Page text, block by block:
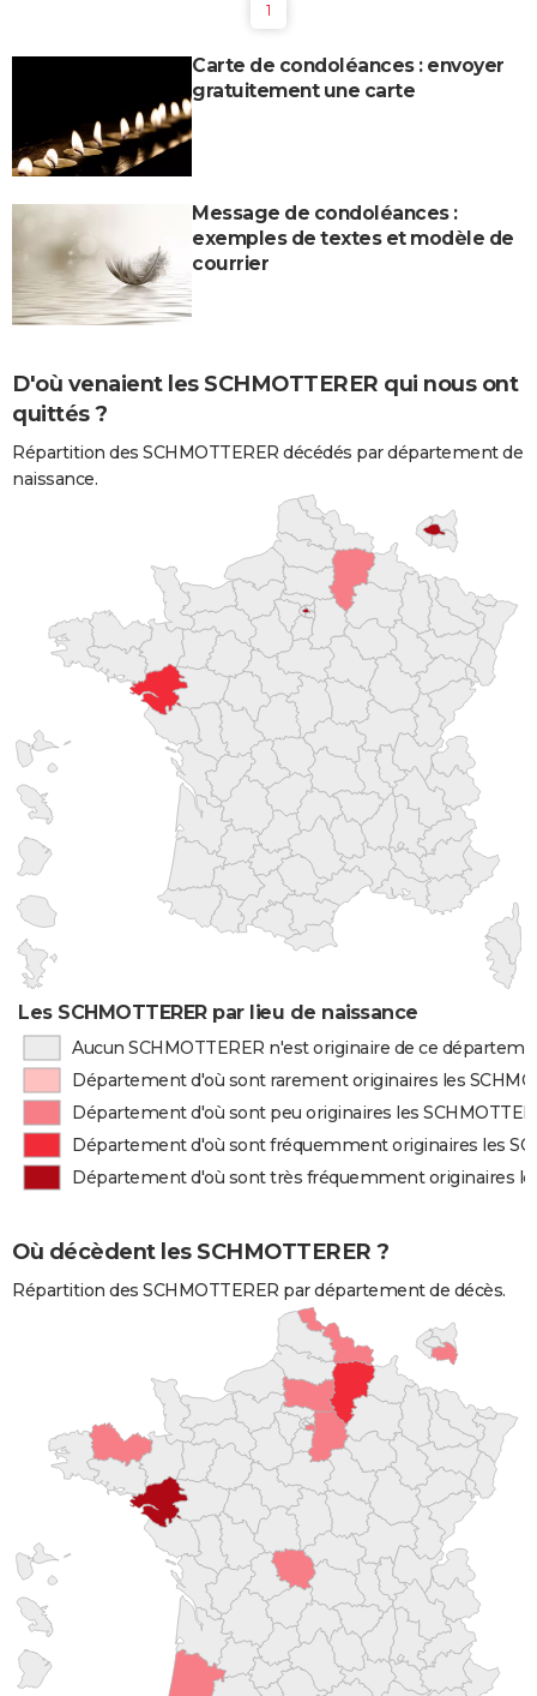
1
Carte de condoléances : envoyer
gratuitement une carte
Message de condoléances :
exemples de textes et modèle de
courrier
D'où venaient les SCHMOTTERER qui nous ont
quittés ?
Répartition des SCHMOTTERER décédés par département de
naissance.
Les SCHMOTTERER par lieu de naissance
Aucun SCHMOTTERER n'est originaire de ce
Département d'où sont rarement originaires les
Département d'où sont peu originaires les
Département d'où sont fréquemment originaires les
Département d'où sont très fréquemment originaires
Où décèdent les SCHMOTTERER ?
Répartition des SCHMOTTERER par département de décès.